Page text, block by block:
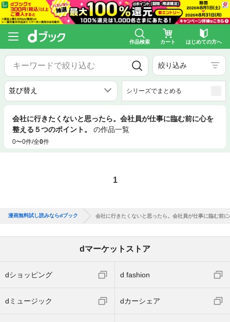
作品検索 カート はじめての方へ
絞り込み
シリーズでまとめる
会社に行きたくないと思ったら。会社員が仕事に臨む前に心を
整える５つのポイント。
の作品一覧
0〜0件/全0件
1
漫画無料試し読みならdブック 会社に行きたくないと思ったら。会社員が仕事に臨む前
dマーケットストア
dショッピング d fashion
dミュージック dカーシェア